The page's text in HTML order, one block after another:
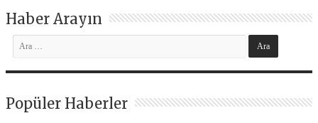
Haber Arayın
Popüler Haberler